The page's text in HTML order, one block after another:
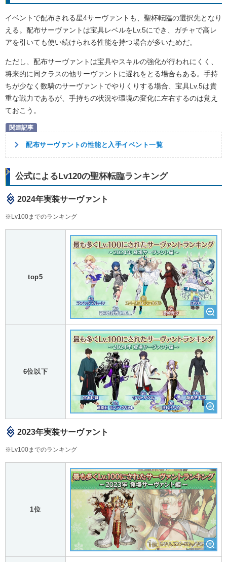
イベントで配布される星4サーヴァントも、聖杯転臨の選択先となり
える。配布サーヴァントは宝具レベルをLv.5にでき、ガチャで高レ
アを引いても使い続けられる性能を持つ場合が多いためだ。
ただし、配布サーヴァントは宝具やスキルの強化が行われにくく、
将来的に同クラスの他サーヴァントに遅れをとる場合もある。手持
ちが少なく数騎のサーヴァントでやりくりする場合、宝具Lv.5は貴
重な戦力であるが、手持ちの状況や環境の変化に左右するのは覚え
ておこう。
配布サーヴァントの性能と入手イベント一覧
公式によるLv120の聖杯転臨ランキング
2024年実装サーヴァント
※Lv100までのランキング
top5
6位以下
2023年実装サーヴァント
※Lv100までのランキング
1位